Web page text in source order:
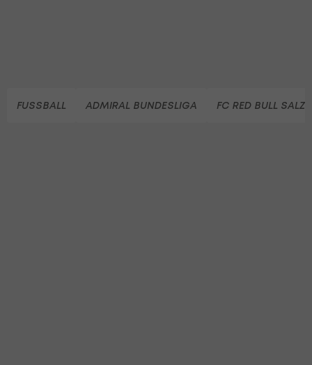
FUSSBALL ADMIRAL BUNDESLIGA FC RED BULL